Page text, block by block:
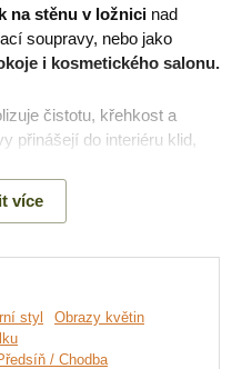
na stěnu v ložnici nad
soupravy, nebo jako
i kosmetického salonu.
čistotu, křehkost a
přinášejí do interiéru klid,
více
styl
Obrazy květin
/ Chodba